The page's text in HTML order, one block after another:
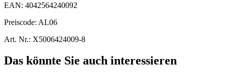
EAN: 4042564240092
Preiscode: AL06
Art. Nr.: X5006424009-8
Das könnte Sie auch interessieren